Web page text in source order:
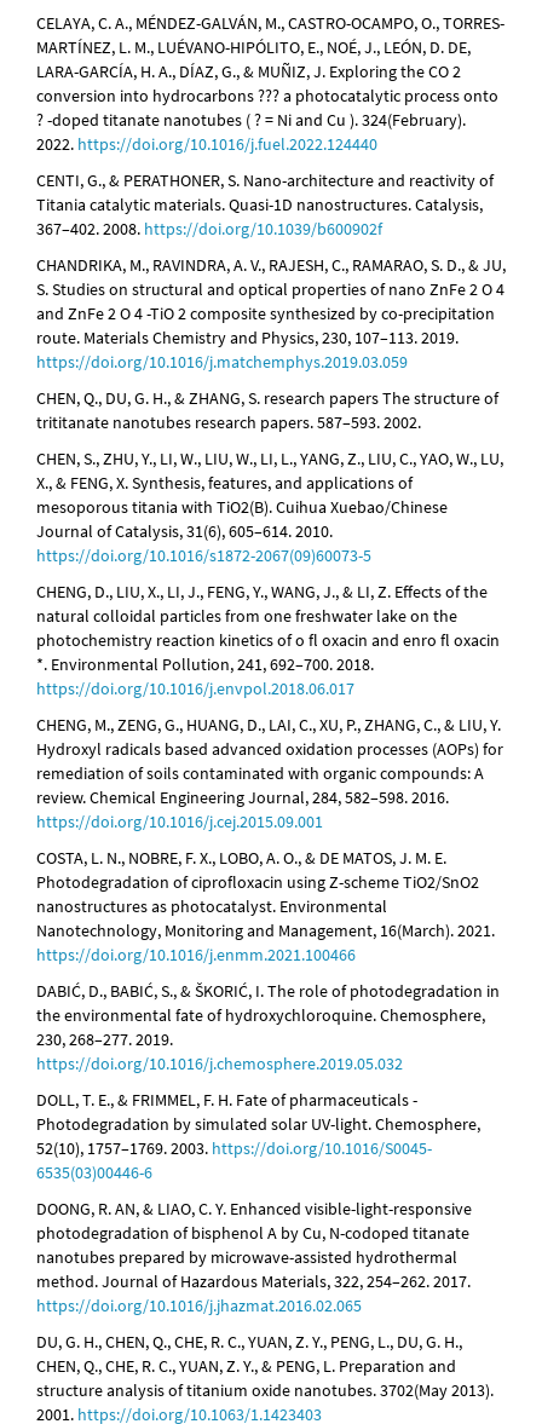
CELAYA, C. A., MÉNDEZ-GALVÁN, M., CASTRO-OCAMPO, O., TORRES-
MARTÍNEZ, L. M., LUÉVANO-HIPÓLITO, E., NOÉ, J., LEÓN, D. DE,
LARA-GARCÍA, H. A., DÍAZ, G., & MUÑIZ, J. Exploring the CO 2
conversion into hydrocarbons ??? a photocatalytic process onto
? -doped titanate nanotubes ( ? = Ni and Cu ). 324(February).
2022. https://doi.org/10.1016/j.fuel.2022.124440
CENTI, G., & PERATHONER, S. Nano-architecture and reactivity of
Titania catalytic materials. Quasi-1D nanostructures. Catalysis,
367–402. 2008. https://doi.org/10.1039/b600902f
CHANDRIKA, M., RAVINDRA, A. V., RAJESH, C., RAMARAO, S. D., & JU,
S. Studies on structural and optical properties of nano ZnFe 2 O 4
and ZnFe 2 O 4 -TiO 2 composite synthesized by co-precipitation
route. Materials Chemistry and Physics, 230, 107–113. 2019.
https://doi.org/10.1016/j.matchemphys.2019.03.059
CHEN, Q., DU, G. H., & ZHANG, S. research papers The structure of
trititanate nanotubes research papers. 587–593. 2002.
CHEN, S., ZHU, Y., LI, W., LIU, W., LI, L., YANG, Z., LIU, C., YAO, W., LU,
X., & FENG, X. Synthesis, features, and applications of
mesoporous titania with TiO2(B). Cuihua Xuebao/Chinese
Journal of Catalysis, 31(6), 605–614. 2010.
https://doi.org/10.1016/s1872-2067(09)60073-5
CHENG, D., LIU, X., LI, J., FENG, Y., WANG, J., & LI, Z. Effects of the
natural colloidal particles from one freshwater lake on the
photochemistry reaction kinetics of o fl oxacin and enro fl oxacin
*. Environmental Pollution, 241, 692–700. 2018.
https://doi.org/10.1016/j.envpol.2018.06.017
CHENG, M., ZENG, G., HUANG, D., LAI, C., XU, P., ZHANG, C., & LIU, Y.
Hydroxyl radicals based advanced oxidation processes (AOPs) for
remediation of soils contaminated with organic compounds: A
review. Chemical Engineering Journal, 284, 582–598. 2016.
https://doi.org/10.1016/j.cej.2015.09.001
COSTA, L. N., NOBRE, F. X., LOBO, A. O., & DE MATOS, J. M. E.
Photodegradation of ciprofloxacin using Z-scheme TiO2/SnO2
nanostructures as photocatalyst. Environmental
Nanotechnology, Monitoring and Management, 16(March). 2021.
https://doi.org/10.1016/j.enmm.2021.100466
DABIĆ, D., BABIĆ, S., & ŠKORIĆ, I. The role of photodegradation in
the environmental fate of hydroxychloroquine. Chemosphere,
230, 268–277. 2019.
https://doi.org/10.1016/j.chemosphere.2019.05.032
DOLL, T. E., & FRIMMEL, F. H. Fate of pharmaceuticals -
Photodegradation by simulated solar UV-light. Chemosphere,
52(10), 1757–1769. 2003. https://doi.org/10.1016/S0045-
6535(03)00446-6
DOONG, R. AN, & LIAO, C. Y. Enhanced visible-light-responsive
photodegradation of bisphenol A by Cu, N-codoped titanate
nanotubes prepared by microwave-assisted hydrothermal
method. Journal of Hazardous Materials, 322, 254–262. 2017.
https://doi.org/10.1016/j.jhazmat.2016.02.065
DU, G. H., CHEN, Q., CHE, R. C., YUAN, Z. Y., PENG, L., DU, G. H.,
CHEN, Q., CHE, R. C., YUAN, Z. Y., & PENG, L. Preparation and
structure analysis of titanium oxide nanotubes. 3702(May 2013).
2001. https://doi.org/10.1063/1.1423403